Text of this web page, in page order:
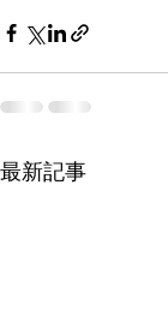
最新記事